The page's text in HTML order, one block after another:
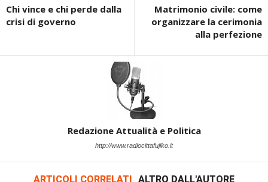
Chi vince e chi perde dalla
crisi di governo
Matrimonio civile: come
organizzare la cerimonia
alla perfezione
Redazione Attualità e Politica
http://www.radiocittafujiko.it
ARTICOLI CORRELATI ALTRO DALL'AUTORE